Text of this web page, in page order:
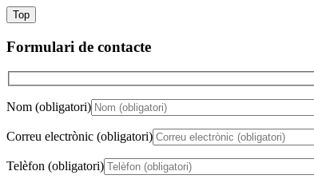
Top
Formulari de contacte
Nom (obligatori)
Correu electrònic (obligatori)
Telèfon (obligatori)